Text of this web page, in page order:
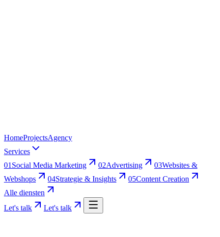
HomeProjectsAgency
Services
01 Social Media Marketing 02Advertising 03Websites &
Webshops
04Strategie & Insights 05Content Creation
Alle diensten
Let's talk
Let's talk